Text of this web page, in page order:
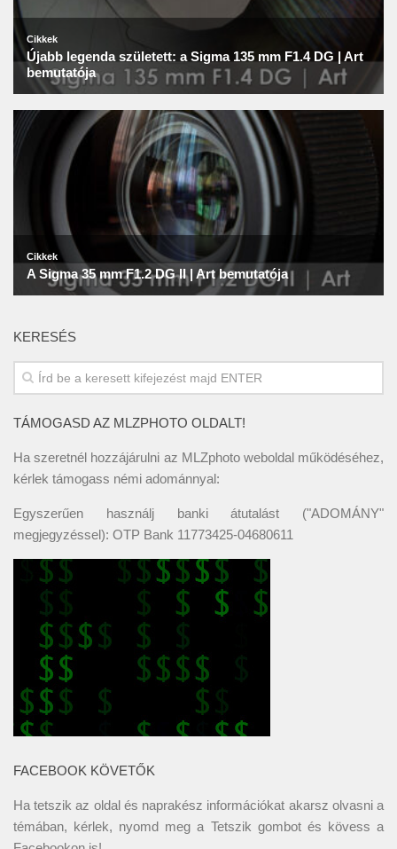
KERESÉS
TÁMOGASD AZ MLZPHOTO OLDALT!
Ha szeretnél hozzájárulni az MLZphoto weboldal működéséhez,
kérlek támogass némi adománnyal:
Egyszerűen használj banki átutalást ("ADOMÁNY"
megjegyzéssel): OTP Bank 11773425-04680611
FACEBOOK KÖVETŐK
Ha tetszik az oldal és naprakész információkat akarsz olvasni a
témában, kérlek, nyomd meg a Tetszik gombot és kövess a